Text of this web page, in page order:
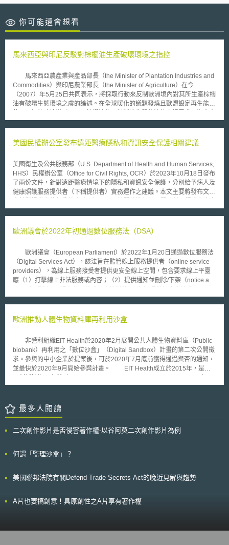
你可能還會想看
馬來西亞與印尼反駁對棕櫚油生產破壞環境之指控
馬來西亞農產業與產品部長（the Minister of Plantation Industries and
Commodities）與印尼農業部長（the Minister of Agriculture）在今
（2007）年5月25日共同表示，將採取行動來反制歐洲境內對其所生產棕櫚
油有破壞生態環境之虞的論述。在全球暖化的議題發燒且歐盟設定再生能源
幅增加，這兩個全球最大棕櫚油產國於是認為許多對其棕櫚油生產不符永續
表將以舉辦座談會、拜會歐洲各國官員與非政府組織的方式來提供「正確」
然而世界自然基金會德國分會（WWF Germany）所發表的報告指出，棕櫚
油之需求增加恐會導致棕櫚油產國的熱帶雨林遭砍伐來作為棕櫚樹的耕地。
地球之友（Friends of the Earth）表示，目前已有90%的紅毛猩猩棲息地被
破壞，此趨勢繼續下去野生紅毛猩猩將在12年內滅絕；綠色和平組織
（Greenpeace）則指出印尼在2000至2005年間以全球最快的速率在砍伐
產圓桌會議（the Roundtable on Sustainable Palm Oil，RSPO）亦開始研
美國民權辦公室發布遠距醫療隱私和資訊安全保護相關建議
美國衛生及公共服務部（U.S. Department of Health and Human Services,
HHS）民權辦公室（Office for Civil Rights, OCR）於2023年10月18日發布
了兩份文件，針對遠距醫療情境下的隱私和資訊安全保護，分別給予病人及
健康照護服務提供者（下稱提供者）實務運作之建議。本文主要將發布文件
病人解釋什麼是遠距醫療及過程中所使用的通訊技術。讓病人可瞭解遠距醫
（如可以透過語音通話或視訊會議預約看診、以遠端監測儀器追蹤生命徵象
且向病人告知為避免遭遇個資事故，提供者對於通訊技術採取了哪些隱私和
安全保護措施，加以保護其健康資訊（如診療記錄、預約期間所共享資訊
等）。 3.提供者應向病人解釋使用通訊技術對健康資訊帶來的風險，以及可
以採取哪些方法降低風險。使病人考慮安裝防毒軟體等相關方案，以防範病
毒和其他惡意軟體入侵；另網路犯罪者常利用有漏洞之軟體入侵病人裝置，
若非於私人場所預約看診，病人則可透過調整裝置或使用即時聊天功能，避
或通訊技術供應商聯絡資訊（如何時聯絡、以什麼方式聯絡等），使病人遭
洽詢協助，包括如何使用通訊技術及已採取之隱私和安全保護措施等。 5.提
供者應使病人了解通訊技術供應商所採取之隱私和安全保護措施。告知病人
通訊技術供應商名稱、採取之隱私和安全保護措施，及如何得知前開措施內
容；使病人了解進行遠距醫療時是否使用線上追蹤技術。 6.提供者應告知病
人擁有提出隱私投訴的權益。若病人認為自身健康隱私權受到侵犯，得透過
OCR網站進行投訴。
歐洲議會於2022年初通過數位服務法（DSA）
歐洲議會（European Parliament）於2022年1月20日通過數位服務法
（Digital Services Act），該法旨在監管線上服務提供者（online service
providers），為線上服務接受者提供更安全線上空間，包含要求線上平臺
應（1）打擊線上非法服務或內容；（2）提供通知並刪除/下架（notice and
（tracking-free ad）選項，和禁止將未成年人資料用於定向廣告（targeting
（very large online platforms, VLOP）若故意或過失違反義務，最高罰鍰可
平均每日營業額5％。若可能致危害生命或人身安全，主管機關亦可勒令其
停止提供服務；（5）強制性風險評估和提高演算法透明度，以打擊有害內
容（harmful content）和虛假資訊。 數位服務法所規範的服務主要有
四種類型，四種服務提供者負擔累計義務（cumulative obligation），其中
VLOP被賦予最多責任，因其對於散布非法內容並造成社會危害具有特殊風
服務，例如：雲端儲存服務、網站主機代管等服務。 （3）線上平臺
（online platform）：包含類型線上市集、應用程式商店、以及社群媒體平
台。 （4）VLOP：每月平均歐盟境內活躍用戶達4500萬以上或人口10%之
（Council of the European Union）審查同意後，此法即正式發布施行。歐
微中小型企業（MSMES）相關義務的免除，以及禁止線上平臺使用欺瞞
（deceiving）或助推（nudging）方法影響消費者購物選擇。
歐洲推動人體生物資料庫再利用沙盒
非營利組織EIT Health於2020年2月展開公共人體生物資料庫（Public
biobank）再利用之「數位沙盒」（Digital Sandbox）計畫的第二次公開徵
求。參與的中小企業於提案後，可於2020年7月底前獲得通過與否的通知，
並最快於2020年9月開始參與計畫。 EIT Health成立於2015年，是歐
的「知識與創新社群」（knowledge and innovation community）之一，主
大量極具研究價值的醫學生物資料，EIT Health於2019下半年提出公共人體
生物資料庫再利用之「數位沙盒」計畫構想，該計劃主要目的在支持中小企
護規則（General Data Protection Regulation, GDPR）第89條規定，如果
技術和組織措施」（Technical And Organisational Measures）之前提下得
第18條（限制處理權）、第19條（關於更正或刪除個人資料或限制處理之
透過此計畫，有望幫助中小企業獲得公共人體生物資料庫、研究參與者
（Sample holder）和登記冊的近用權限。此外，計畫亦提供最高35,000歐
最多人閱讀
二次創作影片是否侵害著作權-以谷阿莫二次創作影片為例
何謂「監理沙盒」？
美國聯邦法院有關Defend Trade Secrets Act的晚近見解與趨勢
A片也要搞創意！具原創性之A片享有著作權